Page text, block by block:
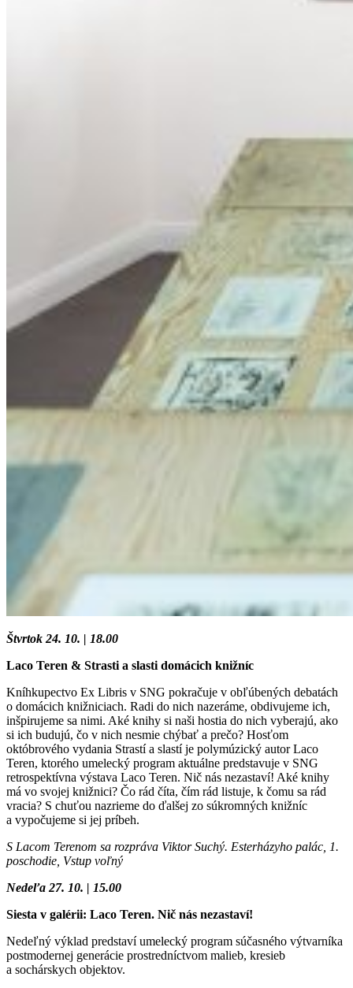
Štvrtok 24. 10. | 18.00
Laco Teren & Strasti a slasti domácich knižníc
Kníhkupectvo Ex Libris v SNG pokračuje v obľúbených debatách
o domácich knižniciach. Radi do nich nazeráme, obdivujeme ich,
inšpirujeme sa nimi. Aké knihy si naši hostia do nich vyberajú, ako
si ich budujú, čo v nich nesmie chýbať a prečo? Hosťom
októbrového vydania Strastí a slastí je polymúzický autor Laco
Teren, ktorého umelecký program aktuálne predstavuje v SNG
retrospektívna výstava Laco Teren. Nič nás nezastaví! Aké knihy
má vo svojej knižnici? Čo rád číta, čím rád listuje, k čomu sa rád
vracia? S chuťou nazrieme do ďalšej zo súkromných knižníc
a vypočujeme si jej príbeh.
S Lacom Terenom sa rozpráva Viktor Suchý. Esterházyho palác, 1.
poschodie, Vstup voľný
Nedeľa 27. 10. | 15.00
Siesta v galérii: Laco Teren. Nič nás nezastaví!
Nedeľný výklad predstaví umelecký program súčasného výtvarníka
postmodernej generácie prostredníctvom malieb, kresieb
a sochárskych objektov.